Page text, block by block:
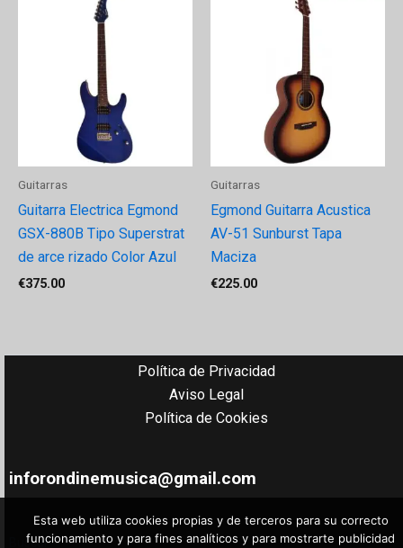
Guitarras
Guitarra Electrica Egmond
GSX-880B Tipo Superstrat
de arce rizado Color Azul
€375.00
Guitarras
Egmond Guitarra Acustica
AV-51 Sunburst Tapa
Maciza
€225.00
Política de Privacidad
Aviso Legal
Política de Cookies
inforondinemusica@gmail.com
Buscar
Esta web utiliza cookies propias y de terceros para su correcto
funcionamiento y para fines analíticos y para mostrarte publicidad